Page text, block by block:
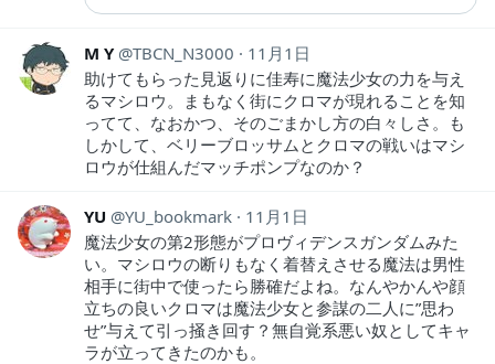
M Y TBCN_N3000
11月1日
助けてもらった見返りに佳寿に魔法少女の力を与え
るマシロウ。まもなく街にクロマが現れることを知
ってて、なおかつ、そのごまかし方の白々しさ。も
しかして、ベリーブロッサムとクロマの戦いはマシ
ロウが仕組んだマッチポンプなのか？
YU YU_bookmark
11月1日
魔法少女の第2形態がプロヴィデンスガンダムみた
い。マシロウの断りもなく着替えさせる魔法は男性
相手に街中で使ったら勝確だよね。なんやかんや顔
立ちの良いクロマは魔法少女と参謀の二人に”思わ
せ”与えて引っ掻き回す？無自覚系悪い奴としてキャ
ラが立ってきたのかも。